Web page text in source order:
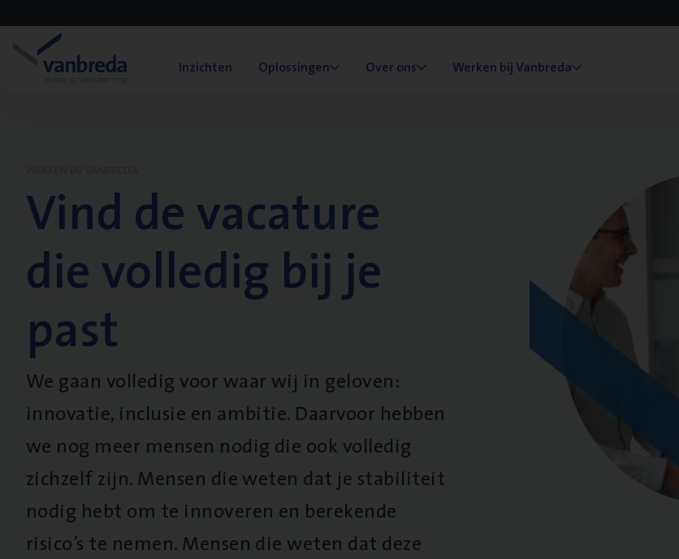
Inzichten Oplossingen Over ons Werken bij Vanbreda
Vind de vacature
die volledig bij je
past
We gaan volledig voor waar wij in geloven:
innovatie, inclusie en ambitie. Daarvoor hebben
we nog meer mensen nodig die ook volledig
zichzelf zijn. Mensen die weten dat je stabiliteit
nodig hebt om te innoveren en berekende
risico’s te nemen. Mensen die weten dat deze